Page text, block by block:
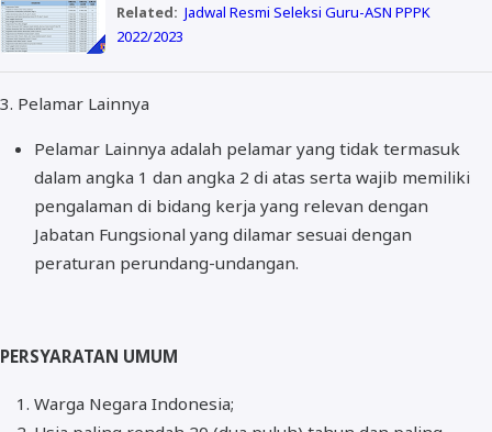
Related: Jadwal Resmi Seleksi Guru-ASN PPPK
2022/2023
3. Pelamar Lainnya
Pelamar Lainnya adalah pelamar yang tidak termasuk
dalam angka 1 dan angka 2 di atas serta wajib memiliki
pengalaman di bidang kerja yang relevan dengan
Jabatan Fungsional yang dilamar sesuai dengan
peraturan perundang-undangan.
PERSYARATAN UMUM
Warga Negara Indonesia;